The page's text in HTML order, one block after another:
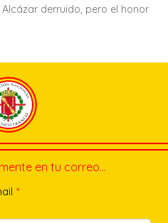
derruido, pero el honor
en tu correo…
*